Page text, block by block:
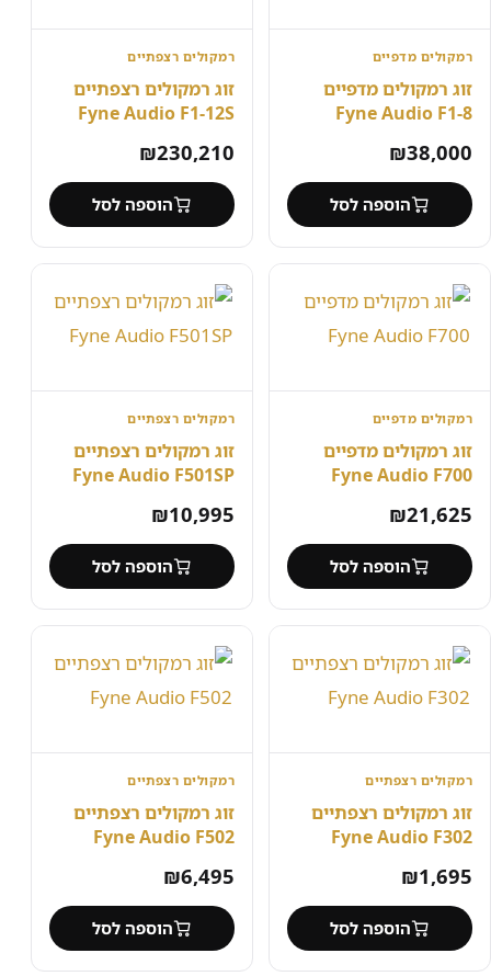
רמקולים מדפיים
זוג רמקולים מדפיים
Fyne Audio F1-8
₪38,000
הוספה לסל
רמקולים רצפתיים
זוג רמקולים רצפתיים
Fyne Audio F1-12S
₪230,210
הוספה לסל
רמקולים מדפיים
זוג רמקולים מדפיים
Fyne Audio F700
₪21,625
הוספה לסל
רמקולים רצפתיים
זוג רמקולים רצפתיים
Fyne Audio F501SP
₪10,995
הוספה לסל
רמקולים רצפתיים
זוג רמקולים רצפתיים
Fyne Audio F302
₪1,695
הוספה לסל
רמקולים רצפתיים
זוג רמקולים רצפתיים
Fyne Audio F502
₪6,495
הוספה לסל